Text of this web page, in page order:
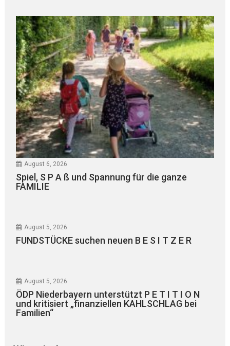
August 6, 2026
Spiel, S P A ß und Spannung für die ganze
FAMILIE
August 5, 2026
FUNDSTÜCKE suchen neuen B E S I T Z E R
August 5, 2026
ÖDP Niederbayern unterstützt P E T I T I O N
und kritisiert „finanziellen KAHLSCHLAG bei
Familien“